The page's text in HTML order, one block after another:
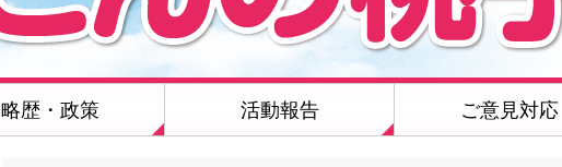
略歴・政策 活動報告 ご意見対応